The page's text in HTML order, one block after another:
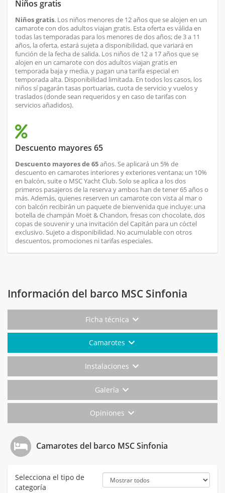
Niños gratis
Niños gratis. Los niños menores de 12 años que se alojen en un
camarote con dos adultos viajan gratis. Esta oferta es válida en
todas las temporadas para los menores de dos años; de 3 a 11
años, la oferta, estará sujeta a disponibilidad, que variará en
función de la fecha de salida. Los niños de 12 a 17 años que se
alojen en un camarote con dos adultos viajan gratis en
temporada baja y media, y pagan una tarifa especial en
temporada alta. Disponibilidad limitada. En todos los casos, los
niños sí pagarán tasas portuarias, cuota de servicio y vuelos y
traslados (donde sean requeridos y en caso de tarifas con
servicios añadidos).
Descuento mayores 65
Descuento mayores de 65años. Se aplicará un 5% de
descuento en camarotes interiores y exteriores ventana; un 10%
en balcón, suite o MSC Yacht Club. Solo se aplica a los dos
primeros pasajeros de la reserva y ambos han de tener 65 años o
más. Además, quienes reserven un camarote con vista al mar o
con balcón recibirán un paquete de bienvenida que incluye: una
botella de champán Moët & Chandon, fresas con chocolate, dos
copas de souvenir y una invitación del Capitán para un cóctel
exclusivo. Sujeto a disponibilidad. No acumulable con otros
descuentos, promociones ni tarifas especiales.
Información del barco MSC Sinfonia
Ficha técnica
Camarotes
Instalaciones
Galería
Opiniones
Camarotes del barco MSC Sinfonia
Selecciona el tipo de
categoría